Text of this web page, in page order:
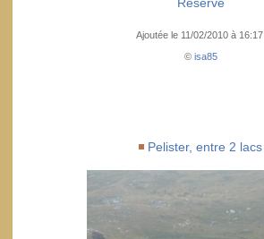
Ajoutée le 11/02/2010 à 16:17
© isa85
Pelister, entre 2 lacs